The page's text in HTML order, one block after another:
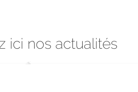
ici nos actualités